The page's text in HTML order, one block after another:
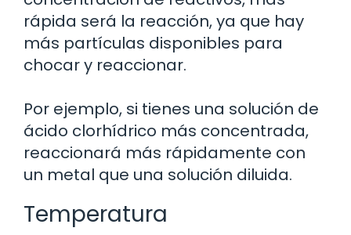
rápida será la reacción, ya que hay
más partículas disponibles para
chocar y reaccionar.
Por ejemplo, si tienes una solución de
ácido clorhídrico más concentrada,
reaccionará más rápidamente con
un metal que una solución diluida.
Temperatura